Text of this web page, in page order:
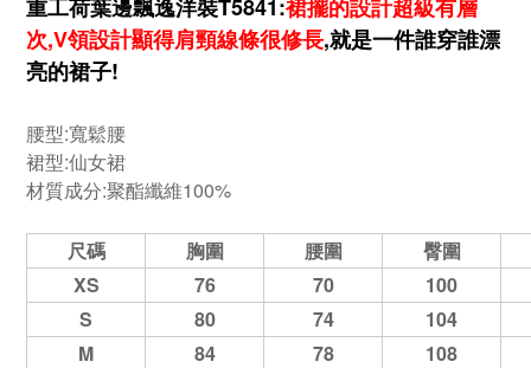
重工荷葉邊飄逸洋裝T5841:裙擺的設計超級有層
次,V領設計顯得肩頸線條很修長,就是一件誰穿誰漂
亮的裙子!
腰型:寬鬆腰
裙型:仙女裙
材質成分:聚酯纖維100%
尺碼 胸圍 腰圍
臀圍
XS
76 70
100
S
80 74
104
M
84 78
108